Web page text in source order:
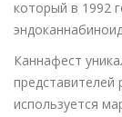
который в 1992
Каннафест
представителей
используется